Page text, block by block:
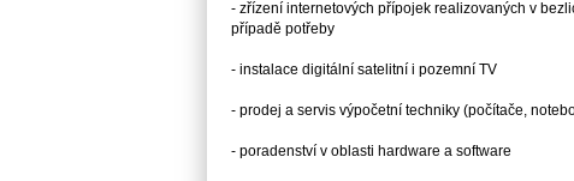
- zřízení internetových přípojek realizovaných v
případě potřeby
- instalace digitální satelitní i pozemní TV
- prodej a servis výpočetní techniky (počítače,
- poradenství v oblasti hardware a software